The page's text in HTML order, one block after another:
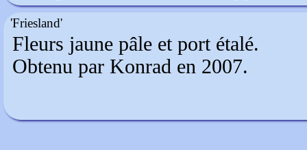
'Friesland'
Fleurs jaune pâle et port étalé.
Obtenu par Konrad en 2007.